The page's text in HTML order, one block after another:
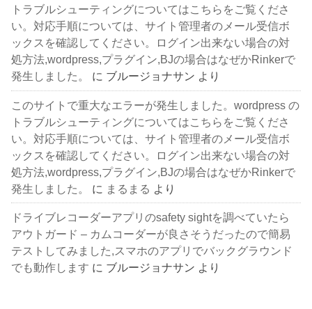
トラブルシューティングについてはこちらをご覧くださ
い。対応手順については、サイト管理者のメール受信ボ
ックスを確認してください。ログイン出来ない場合の対
処方法,wordpress,プラグイン,BJの場合はなぜかRinkerで
発生しました。
に ブルージョナサン より
このサイトで重大なエラーが発生しました。wordpress の
トラブルシューティングについてはこちらをご覧くださ
い。対応手順については、サイト管理者のメール受信ボ
ックスを確認してください。ログイン出来ない場合の対
処方法,wordpress,プラグイン,BJの場合はなぜかRinkerで
発生しました。
に まるまる より
ドライブレコーダーアプリのsafety sightを調べていたら
アウトガード – カムコーダーが良さそうだったので簡易
テストしてみました,スマホのアプリでバックグラウンド
でも動作します に ブルージョナサン より